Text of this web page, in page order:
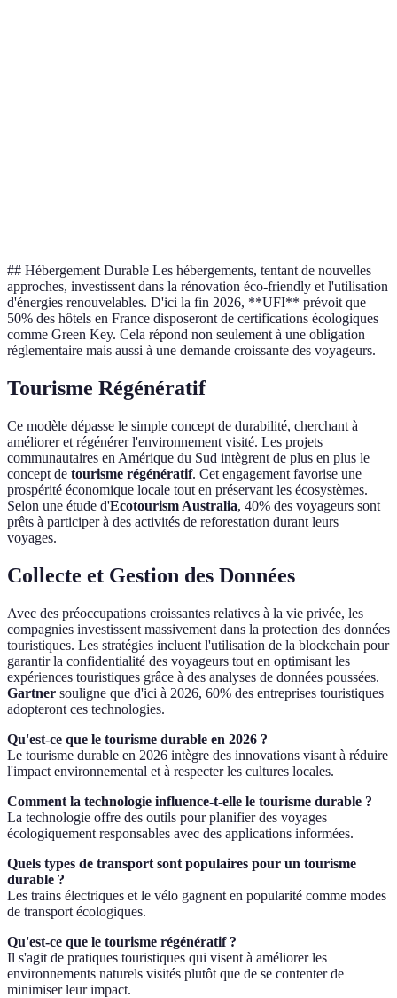
## Hébergement Durable Les hébergements, tentant de nouvelles
approches, investissent dans la rénovation éco-friendly et l'utilisation
d'énergies renouvelables. D'ici la fin 2026, **UFI** prévoit que
50% des hôtels en France disposeront de certifications écologiques
comme Green Key. Cela répond non seulement à une obligation
réglementaire mais aussi à une demande croissante des voyageurs.
Tourisme Régénératif
Ce modèle dépasse le simple concept de durabilité, cherchant à
améliorer et régénérer l'environnement visité. Les projets
communautaires en Amérique du Sud intègrent de plus en plus le
concept de tourisme régénératif. Cet engagement favorise une
prospérité économique locale tout en préservant les écosystèmes.
Selon une étude d'Ecotourism Australia, 40% des voyageurs sont
prêts à participer à des activités de reforestation durant leurs
voyages.
Collecte et Gestion des Données
Avec des préoccupations croissantes relatives à la vie privée, les
compagnies investissent massivement dans la protection des données
touristiques. Les stratégies incluent l'utilisation de la blockchain pour
garantir la confidentialité des voyageurs tout en optimisant les
expériences touristiques grâce à des analyses de données poussées.
Gartner souligne que d'ici à 2026, 60% des entreprises touristiques
adopteront ces technologies.
Qu'est-ce que le tourisme durable en 2026 ?
Le tourisme durable en 2026 intègre des innovations visant à réduire
l'impact environnemental et à respecter les cultures locales.
Comment la technologie influence-t-elle le tourisme durable ?
La technologie offre des outils pour planifier des voyages
écologiquement responsables avec des applications informées.
Quels types de transport sont populaires pour un tourisme
durable ?
Les trains électriques et le vélo gagnent en popularité comme modes
de transport écologiques.
Qu'est-ce que le tourisme régénératif ?
Il s'agit de pratiques touristiques qui visent à améliorer les
environnements naturels visités plutôt que de se contenter de
minimiser leur impact.